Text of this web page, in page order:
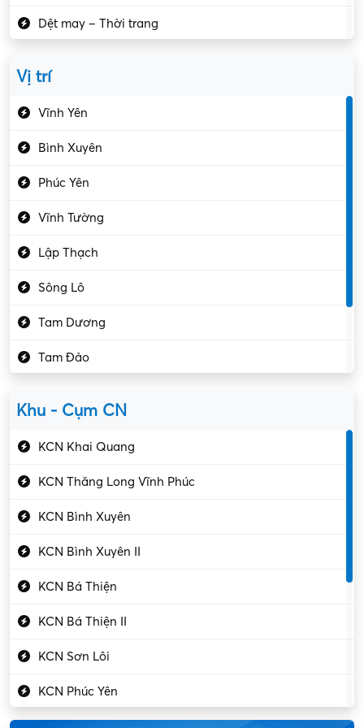
Dệt may – Thời trang
Kiểm soát chất lượng
Kỹ sư cơ khí
Kỹ sư điện
Kỹ thuật cao
Kỹ thuật mạng – IT
Làm bán thời gian
Lao động phổ thông
Lập trình – Phát triển
Luật – Công chứng
Marketing – PR
Mỹ phẩm – Trang sức
Vị trí
Vĩnh Yên
Bình Xuyên
Phúc Yên
Vĩnh Tường
Lập Thạch
Sông Lô
Tam Dương
Tam Đảo
Khu - Cụm CN
KCN Khai Quang
KCN Thăng Long Vĩnh Phúc
KCN Bình Xuyên
KCN Bình Xuyên II
KCN Bá Thiện
KCN Bá Thiện II
KCN Sơn Lôi
KCN Phúc Yên